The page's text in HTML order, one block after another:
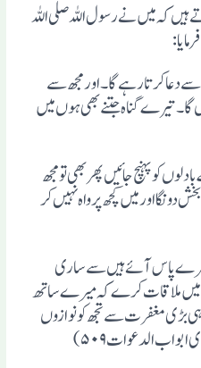
کہ میں نے رسول اللہ صلی اللہ
کرتا رہے گا۔ اور مجھ سے
گا۔ تیرے گناہ جتنے بھی ہوں میں
کو پہنچ جائیں پھر بھی تو مجھ
اور میں کچھ پرواہ نہیں کر
میرے پاس آئے ہیں سے ساری
میں ملاقات کرے کہ میرے ساتھ
ہی بڑی مغفرت سے تجھ کو نوازوں
الدعوات ۵۰۹)